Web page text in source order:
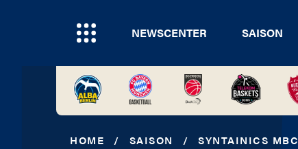
NEWSCENTER SAISON
HOME / SAISON / SYNTAINICS MBC